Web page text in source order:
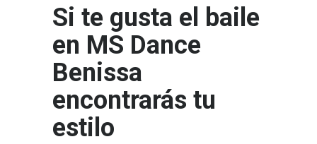
Si te gusta el baile
en MS Dance
Benissa
encontrarás tu
estilo